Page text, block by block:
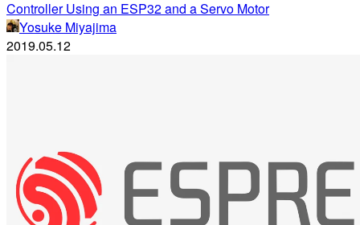
Controller Using an ESP32 and a Servo Motor
Yosuke Miyajima
2019.05.12